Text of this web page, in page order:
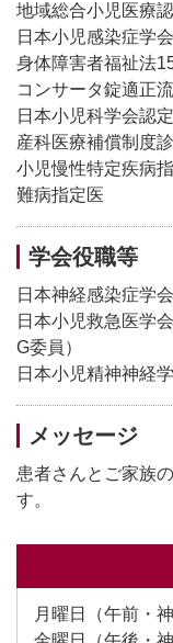
地域総合小児医療
日本小児感染症学
身体障害者福祉法
コンサータ錠適正
日本小児科学会認
産科医療補償制度
小児慢性特定疾病
難病指定医
学会役職等
日本神経感染症学
日本小児救急医学
G委員）
日本小児精神神経
メッセージ
患者さんとご家族
す。
月曜日（午前・